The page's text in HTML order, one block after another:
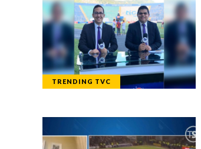
TRENDING TVC